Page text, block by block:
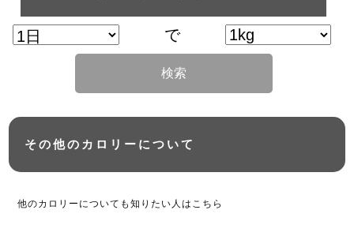
で
検索
その他のカロリーについて
他のカロリーについても知りたい人はこちら